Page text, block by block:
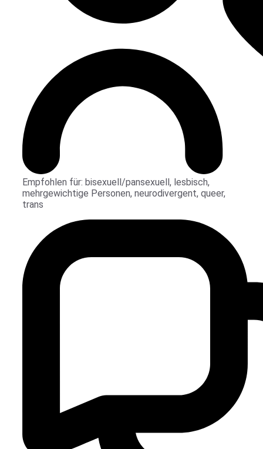
Empfohlen für: bisexuell/pansexuell, lesbisch,
mehrgewichtige Personen, neurodivergent, queer,
trans